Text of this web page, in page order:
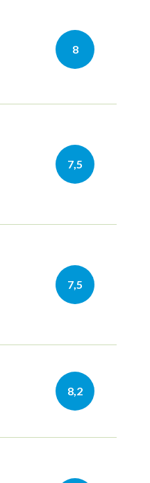
8
7,5
7,5
8,2